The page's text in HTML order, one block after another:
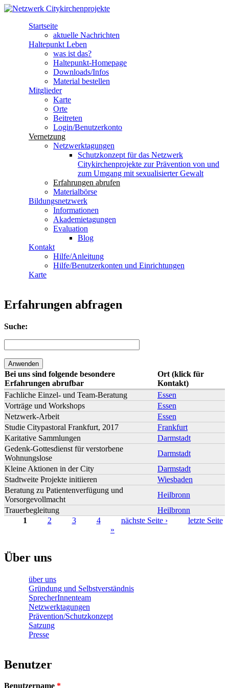
Direkt zum Inhalt
Netzwerk
Citykirchenprojekte
Startseite
aktuelle Nachrichten
Haltepunkt Leben
was ist das?
Haltepunkt-Homepage
Downloads/Infos
Material bestellen
Mitglieder
Karte
Orte
Beitreten
Login/Benutzerkonto
Vernetzung
Netzwerktagungen
Schutzkonzept für das Netzwerk
Citykirchenprojekte zur Prävention von und
zum Umgang mit sexualisierter Gewalt
Erfahrungen abrufen
Materialbörse
Bildungsnetzwerk
Informationen
Akademietagungen
Evaluation
Blog
Kontakt
Hilfe/Anleitung
Hilfe/Benutzerkonten und Einrichtungen
Karte
Erfahrungen abfragen
Suche:
Bei uns sind folgende besondere
Erfahrungen abrufbar
Ort (klick für
Kontakt)
Fachliche Einzel- und Team-Beratung
Essen
Vorträge und Workshops
Essen
Netzwerk-Arbeit
Essen
Studie Citypastoral Frankfurt, 2017
Frankfurt
Karitative Sammlungen
Darmstadt
Gedenk-Gottesdienst für verstorbene
Wohnungslose
Darmstadt
Kleine Aktionen in der City
Darmstadt
Stadtweite Projekte initiieren
Wiesbaden
Beratung zu Patientenverfügung und
Vorsorgevollmacht
Heilbronn
Trauerbegleitung
Heilbronn
1 2 3 4 nächste Seite ›
letzte Seite
»
Über uns
über uns
Gründung und Selbstverständnis
SprecherInnenteam
Netzwerktagungen
Prävention/Schutzkonzept
Satzung
Presse
Benutzer
Benutzername *